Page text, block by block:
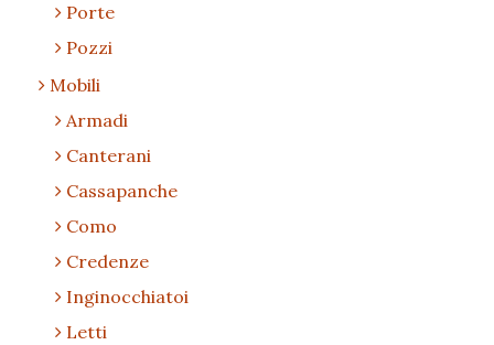
Porte
Pozzi
Mobili
Armadi
Canterani
Cassapanche
Como
Credenze
Inginocchiatoi
Letti